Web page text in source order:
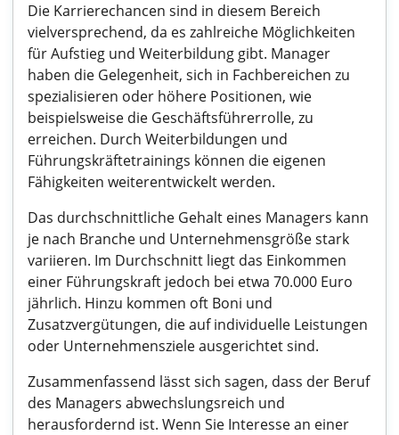
Die Karrierechancen sind in diesem Bereich
vielversprechend, da es zahlreiche Möglichkeiten
für Aufstieg und Weiterbildung gibt. Manager
haben die Gelegenheit, sich in Fachbereichen zu
spezialisieren oder höhere Positionen, wie
beispielsweise die Geschäftsführerrolle, zu
erreichen. Durch Weiterbildungen und
Führungskräftetrainings können die eigenen
Fähigkeiten weiterentwickelt werden.
Das durchschnittliche Gehalt eines Managers kann
je nach Branche und Unternehmensgröße stark
variieren. Im Durchschnitt liegt das Einkommen
einer Führungskraft jedoch bei etwa 70.000 Euro
jährlich. Hinzu kommen oft Boni und
Zusatzvergütungen, die auf individuelle Leistungen
oder Unternehmensziele ausgerichtet sind.
Zusammenfassend lässt sich sagen, dass der Beruf
des Managers abwechslungsreich und
herausfordernd ist. Wenn Sie Interesse an einer